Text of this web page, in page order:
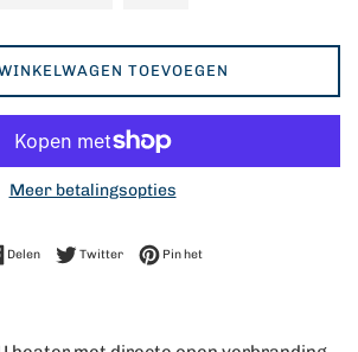
TOEVOEGEN
Meer betalingsopties
DelenDelen op Facebook
TwitterTwitteren op Twitter
Pin hetPinnen op Pinterest